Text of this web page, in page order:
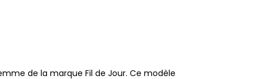
de la marque Fil de Jour. Ce modèle